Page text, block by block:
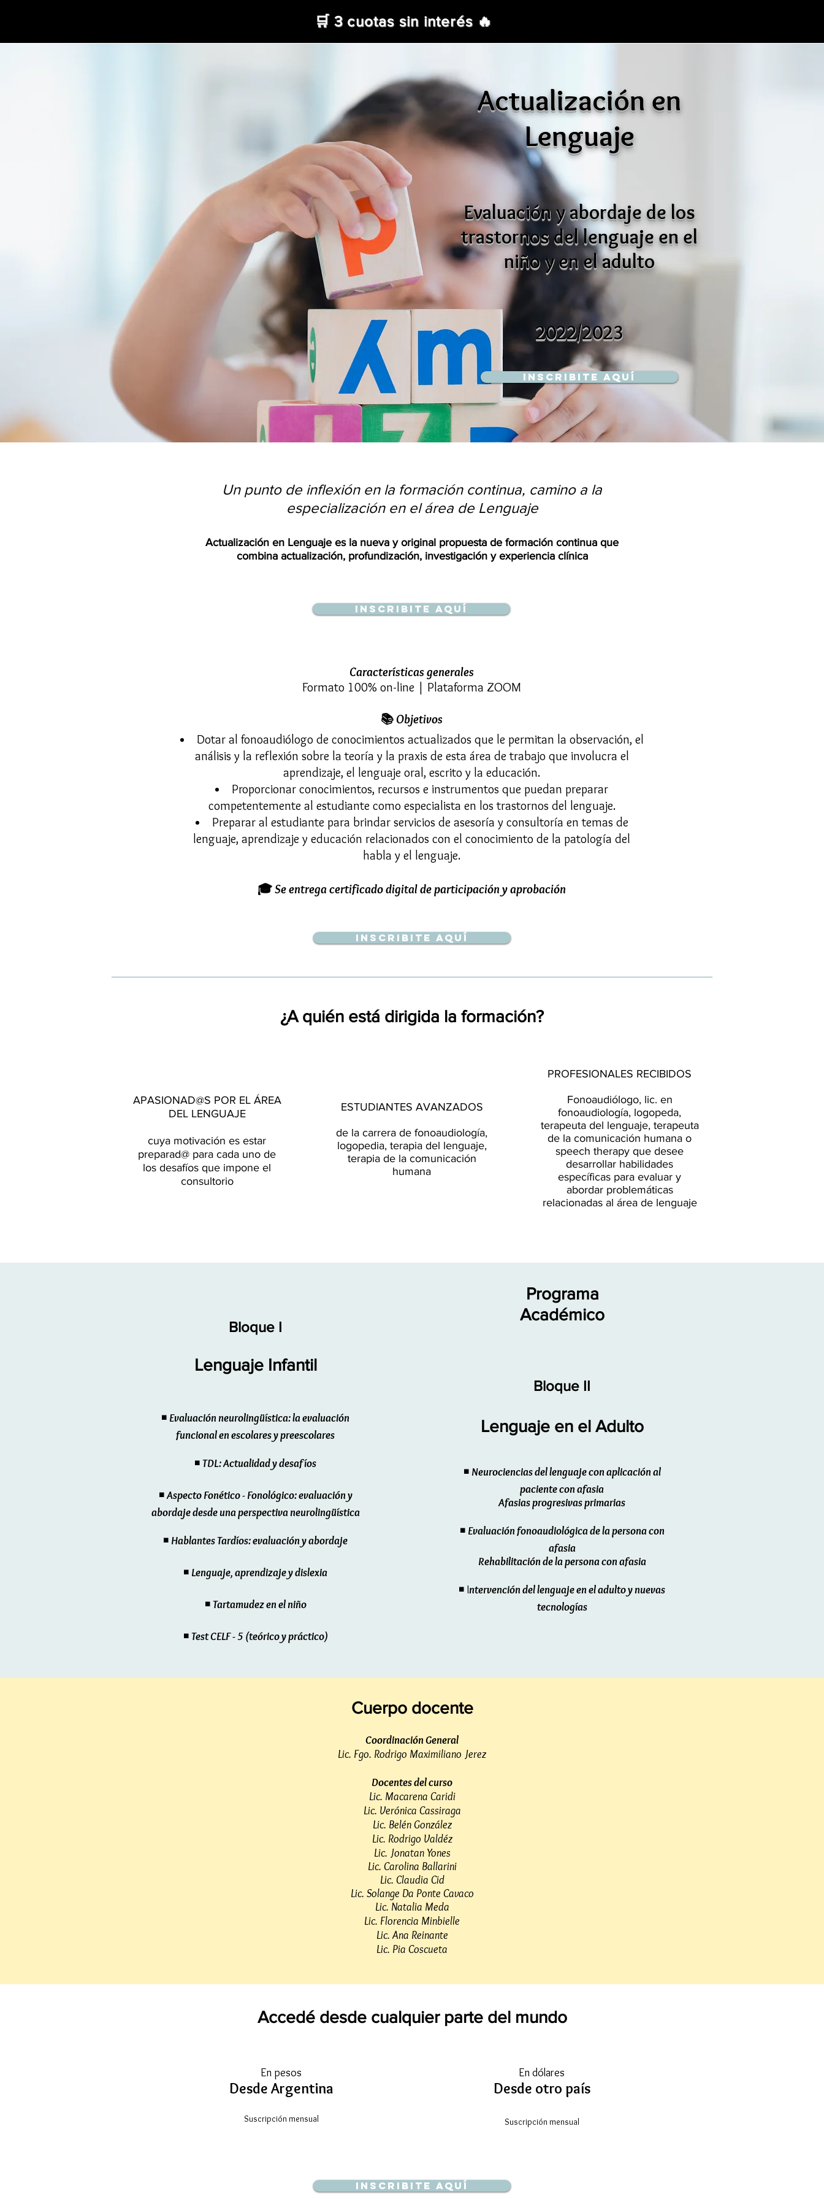
🛒 3 cuotas sin interés 🔥
Actualización en
Lenguaje
Evaluación y abordaje de los
trastornos del lenguaje en el
niño y en el adulto
2022/2023
Inscribite aquí
Un punto de inflexión en la formación continua, camino a la
especialización en el área de Lenguaje
Actualización en Lenguaje es la nueva y original propuesta de formación continua que
combina actualización, profundización, investigación y experiencia clínica
Inscribite aquí
Características generales
Formato 100% on-line | Plataforma ZOOM
📚 Objetivos
Dotar al fonoaudiólogo de conocimientos actualizados que le permitan la observación, el
análisis y la reflexión sobre la teoría y la praxis de esta área de trabajo que involucra el
aprendizaje, el lenguaje oral, escrito y la educación.
Proporcionar conocimientos, recursos e instrumentos que puedan preparar
competentemente al estudiante como especialista en los trastornos del lenguaje.
Preparar al estudiante para brindar servicios de asesoría y consultoría en temas de
lenguaje, aprendizaje y educación relacionados con el conocimiento de la patología del
habla y el lenguaje.
🎓Se entrega certificado digital de participación y aprobación
Inscribite aquí
¿A quién está dirigida la formación?
APASIONAD@S POR EL ÁREA
DEL LENGUAJE
cuya motivación es estar
preparad@ para cada uno de
los desafíos que impone el
consultorio
ESTUDIANTES AVANZADOS
de la carrera de fonoaudiología,
logopedia, terapia del lenguaje,
terapia de la comunicación
humana
PROFESIONALES RECIBIDOS
Fonoaudiólogo, lic. en
fonoaudiología, logopeda,
terapeuta del lenguaje, terapeuta
de la comunicación humana o
speech therapy que desee
desarrollar habilidades
específicas para evaluar y
abordar problemáticas
relacionadas al área de lenguaje
Bloque I
Lenguaje Infantil
◾ Evaluación neurolingüística: la evaluación
funcional en escolares y preescolares
◾TDL: Actualidad y desafíos
◾Aspecto Fonético - Fonológico: evaluación y
abordaje desde una perspectiva neurolingüística
◾ Hablantes Tardíos: evaluación y abordaje
◾ Lenguaje, aprendizaje y dislexia
◾Tartamudez en el niño
◾Test CELF - 5 (teórico y práctico)
Programa
Académico
Bloque II
Lenguaje en el Adulto
◾ Neurociencias del lenguaje con aplicación al
paciente con afasia
Afasias progresivas primarias
◾ Evaluación fonoaudiológica de la persona con
afasia
Rehabilitación de la persona con afasia
◾ Intervención del lenguaje en el adulto y nuevas
tecnologías
Cuerpo docente
Coordinación General
Lic. Fgo. Rodrigo Maximiliano Jerez
Docentes del curso
Lic. Macarena Caridi
Lic. Verónica Cassiraga
Lic. Belén González
Lic. Rodrigo Valdéz
Lic. Jonatan Yones
Lic. Carolina Ballarini
Lic. Claudia Cid
Lic. Solange Da Ponte Cavaco
Lic. Natalia Meda
Lic. Florencia Minbielle
Lic. Ana Reinante
Lic. Pia Coscueta
Accedé desde cualquier parte del mundo
En pesos
Desde Argentina
Suscripción mensual
En dólares
Desde otro país
Suscripción mensual
Inscribite aquí